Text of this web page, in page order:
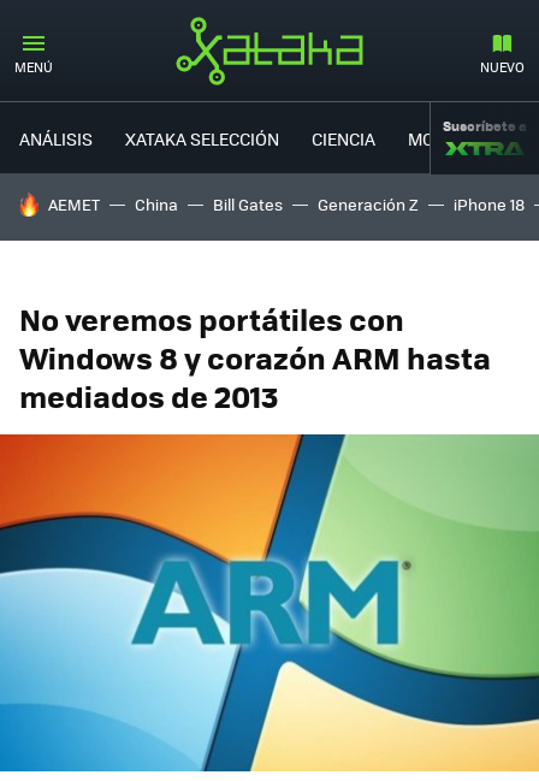
MENÚ NUEVO
ANÁLISIS XATAKA SELECCIÓN CIENCIA MOVILIDAD
Suscríbete a
HOY SE HABLA DE
AEMET China Bill Gates Generación Z iPhone 18
No veremos portátiles con
Windows 8 y corazón ARM hasta
mediados de 2013